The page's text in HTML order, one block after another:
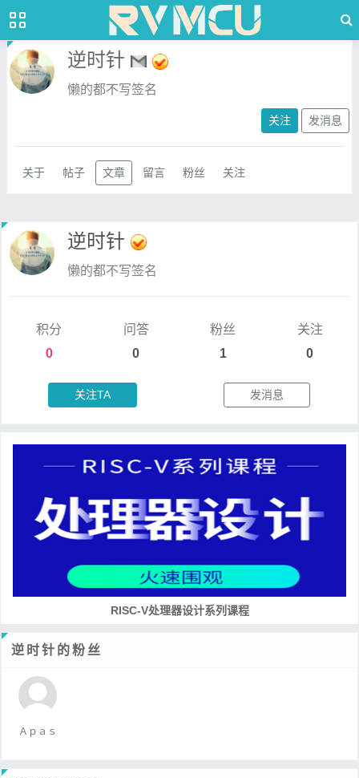
逆时针
懒的都不写签名
关注 发消息
关于 帖子 文章 留言 粉丝 关注
逆时针
懒的都不写签名
积分
0
问答
0
粉丝
1
关注
0
关注TA 发消息
RISC-V处理器设计系列课程
逆时针的粉丝
Ａｐａｓ